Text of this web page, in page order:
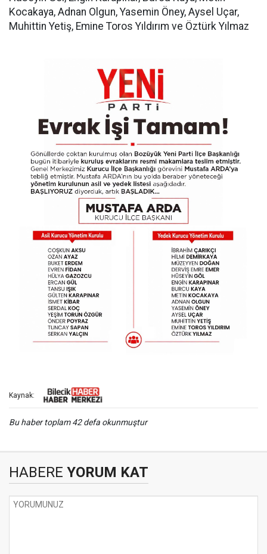
Kocakaya, Adnan Olgun, Yasemin Öney, Aysel Uçar,
Muhittin Yetiş, Emine Toros Yıldırım ve Öztürk Yılmaz
Kaynak:
Bu haber toplam 42 defa okunmuştur
HABERE YORUM KAT